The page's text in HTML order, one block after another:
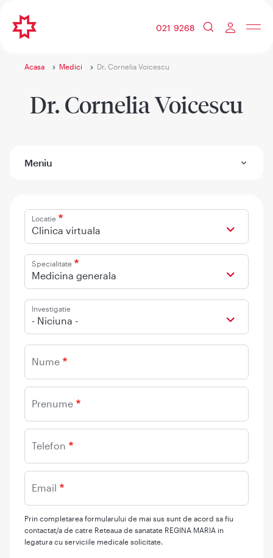
021 9268
Acasa Medici Dr. Cornelia Voicescu
Dr. Cornelia Voicescu
Meniu
Locatie
Clinica virtuala
Specialitate
Medicina generala
Investigatie
- Niciuna -
Nume
Prenume
Telefon
Email
Prin completarea formularului de mai sus sunt de acord sa fiu
contactat/a de catre Reteaua de sanatate REGINA MARIA in
legatura cu serviciile medicale solicitate.